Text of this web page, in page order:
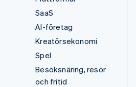
SaaS
AI-företag
Kreatörsekonomi
Spel
Besöksnäring, resor
och fritid